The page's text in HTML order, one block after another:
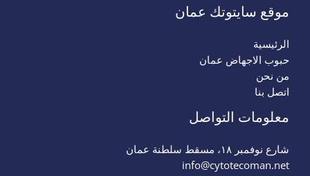
موقع سايتوتك عمان
الرئيسية
حبوب الاجهاض عمان
من نحن
اتصل بنا
معلومات التواصل
شارع نوفمبر ١٨، مسقط سلطنة عمان
info@cytotecoman.net